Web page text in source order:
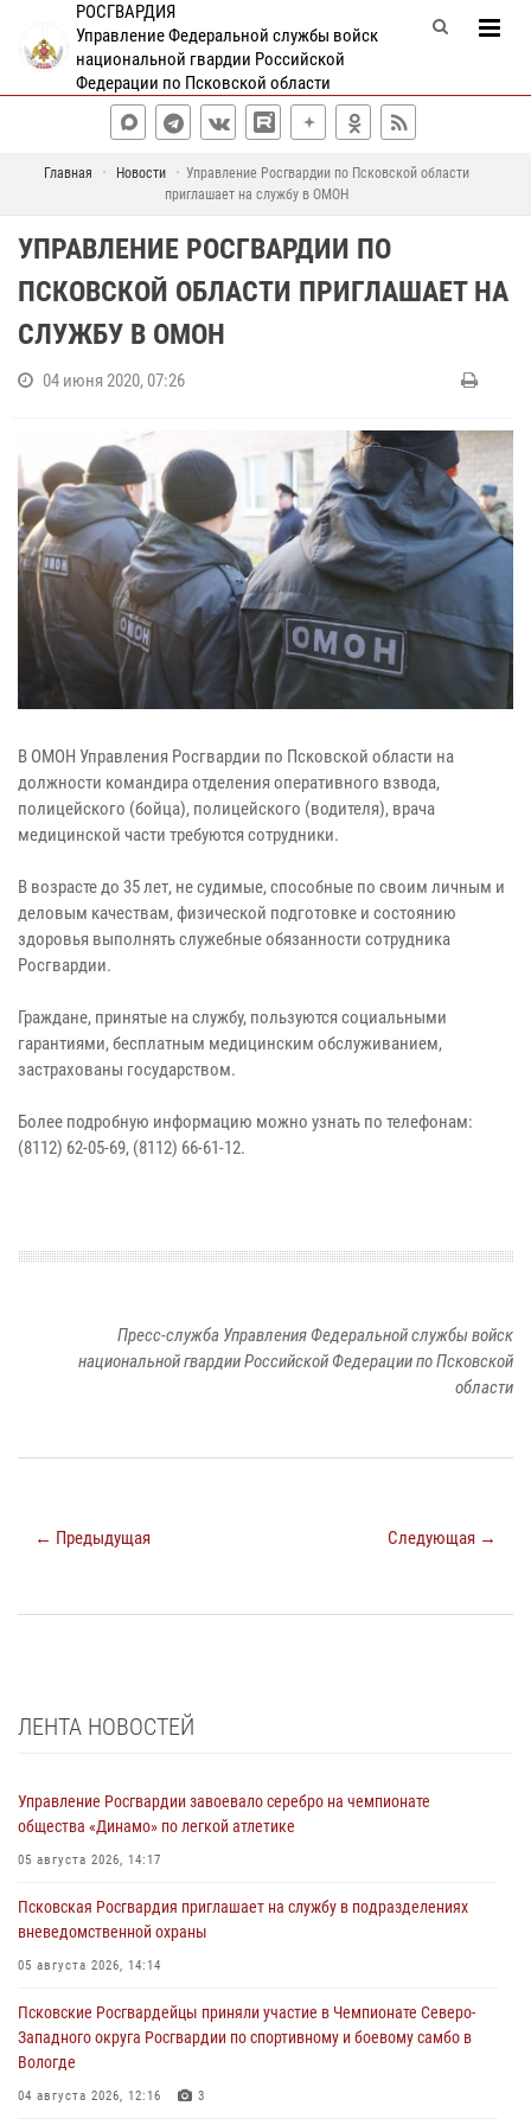
РОСГВАРДИЯ
Управление Федеральной службы войск
национальной гвардии Российской
Федерации по Псковской области
Главная Новости
Управление Росгвардии по Псковской области
приглашает на службу в ОМОН
УПРАВЛЕНИЕ РОСГВАРДИИ ПО
ПСКОВСКОЙ ОБЛАСТИ ПРИГЛАШАЕТ НА
СЛУЖБУ В ОМОН
04 июня 2020, 07:26
В ОМОН Управления Росгвардии по Псковской области на
должности командира отделения оперативного взвода,
полицейского (бойца), полицейского (водителя), врача
медицинской части требуются сотрудники.
В возрасте до 35 лет, не судимые, способные по своим личным и
деловым качествам, физической подготовке и состоянию
здоровья выполнять служебные обязанности сотрудника
Росгвардии.
Граждане, принятые на службу, пользуются социальными
гарантиями, бесплатным медицинским обслуживанием,
застрахованы государством.
Более подробную информацию можно узнать по телефонам:
(8112) 62-05-69, (8112) 66-61-12.
Пресс-служба Управления Федеральной службы войск
национальной гвардии Российской Федерации по Псковской
области
← Предыдущая Следующая →
ЛЕНТА НОВОСТЕЙ
Управление Росгвардии завоевало серебро на чемпионате
общества «Динамо» по легкой атлетике
05 августа 2026, 14:17
Псковская Росгвардия приглашает на службу в подразделениях
вневедомственной охраны
05 августа 2026, 14:14
Псковские Росгвардейцы приняли участие в Чемпионате Северо-
Западного округа Росгвардии по спортивному и боевому самбо в
Вологде
04 августа 2026, 12:16 3